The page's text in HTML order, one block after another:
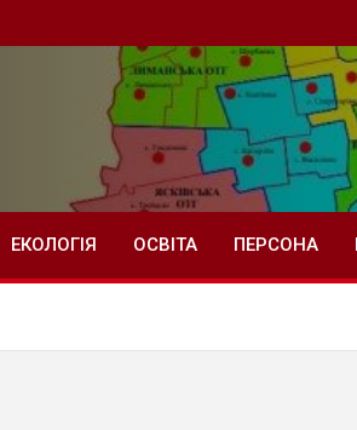
ЕКОЛОГІЯ ОСВІТА ПЕРСОНА